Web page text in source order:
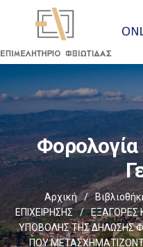
Φορολογία
Αρχική /
ΕΠΙΧΕIΡΗΣΗΣ
/ EΞΑΓΟΡΕΣ
ΥΠΟΒΟΛΗΣ ΤΗΣ ΔΗΛΩΣΗΣ
ΠΟΥ